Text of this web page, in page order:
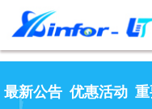
最新公告 优惠活动